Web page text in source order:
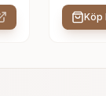
Köp